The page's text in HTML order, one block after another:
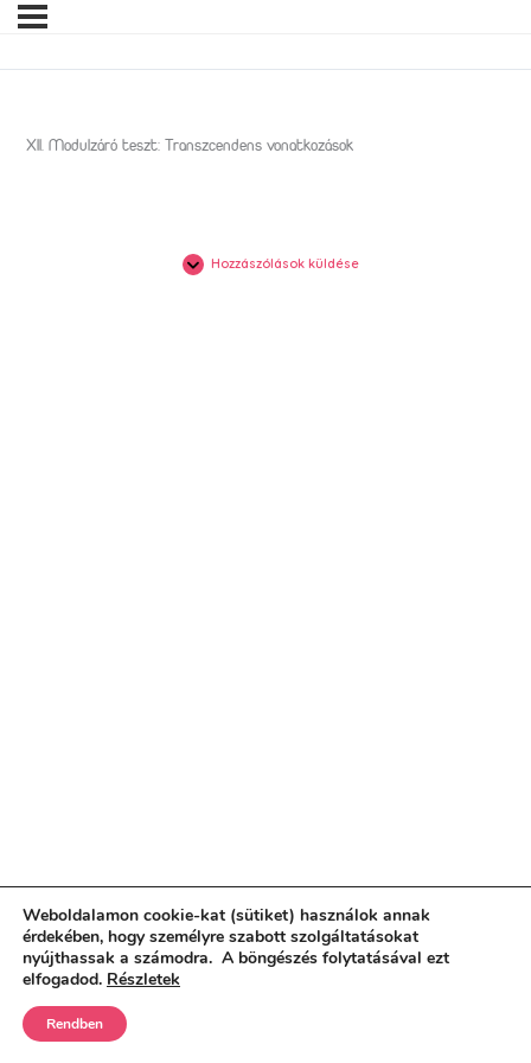
XII. Modulzáró teszt: Transzcendens vonatkozások
Hozzászólások küldése
Weboldalamon cookie-kat (sütiket) használok annak
érdekében, hogy személyre szabott szolgáltatásokat
nyújthassak a számodra. A böngészés folytatásával ezt
elfogadod. Részletek
Rendben